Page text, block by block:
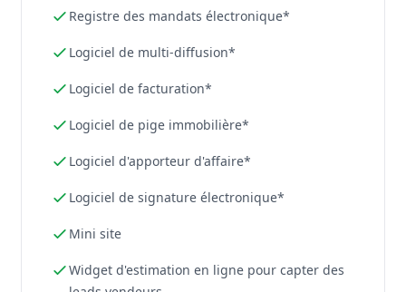
Registre des mandats électronique*
Logiciel de multi-diffusion*
Logiciel de facturation*
Logiciel de pige immobilière*
Logiciel d'apporteur d'affaire*
Logiciel de signature électronique*
Mini site
Widget d'estimation en ligne pour capter des